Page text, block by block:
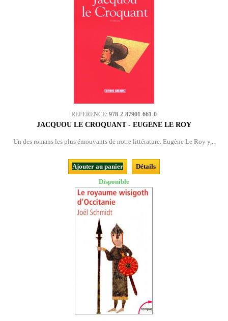
REFERENCE: 978-2-87901-661-0
JACQUOU LE CROQUANT - EUGÈNE LE ROY
Un des romans les plus émouvants de notre littérature. Eugène Le Roy y...
Ajouter au panier
Détails
Disponible